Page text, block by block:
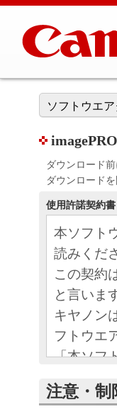
ソフトウエ
ダウンロード
ダウンロード
使用許諾契約書
本ソフト
読みくだ
この契約
と言いま
キヤノン
フトウエ
「本ソフ
条項に
ものとし
注意・制